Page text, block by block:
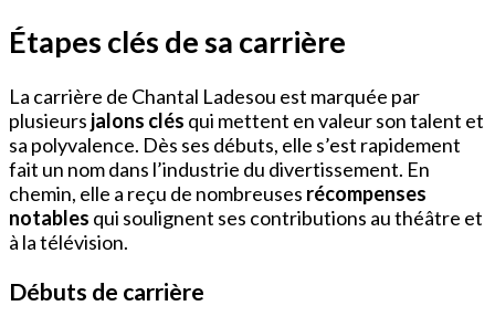
Étapes clés de sa carrière
La carrière de Chantal Ladesou est marquée par
plusieurs jalons clés qui mettent en valeur son talent et
sa polyvalence. Dès ses débuts, elle s’est rapidement
fait un nom dans l’industrie du divertissement. En
chemin, elle a reçu de nombreuses récompenses
notables qui soulignent ses contributions au théâtre et
à la télévision.
Débuts de carrière